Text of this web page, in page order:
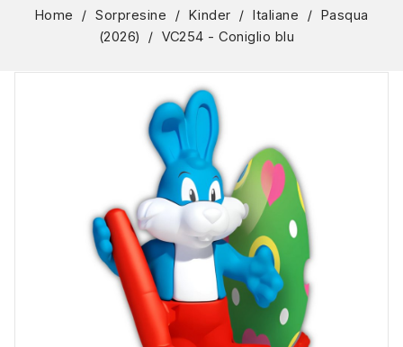
Home Sorpresine Kinder Italiane
Pasqua
(2026)
VC254 - Coniglio blu